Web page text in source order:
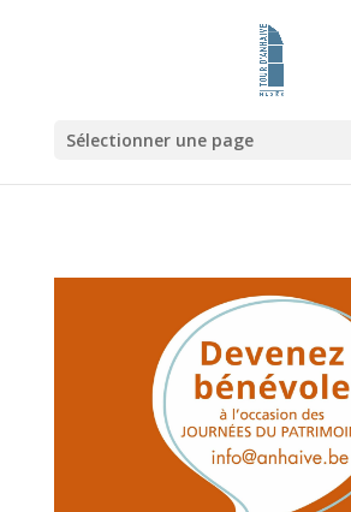
Sélectionner une page